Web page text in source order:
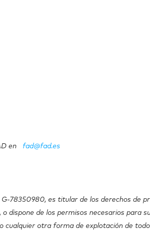
en fad@fad.es
78350980, es titular de los derechos de
dispone de los permisos necesarios para
cualquier otra forma de explotación de